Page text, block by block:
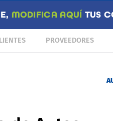
MODIFICA AQUÍ TUS
PROVEEDORES